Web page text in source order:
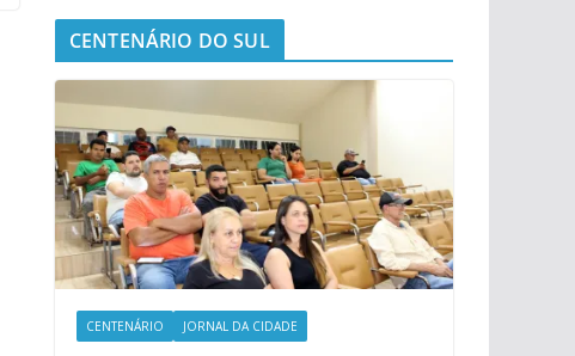
CENTENÁRIO DO SUL
CENTENÁRIO JORNAL DA CIDADE